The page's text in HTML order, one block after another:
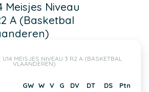
Meisjes Niveau
A (Basketbal
MEISJES NIVEAU 3 R2 A (BASKETBAL
VLAANDEREN)
GW W V G DV DT DS Ptn